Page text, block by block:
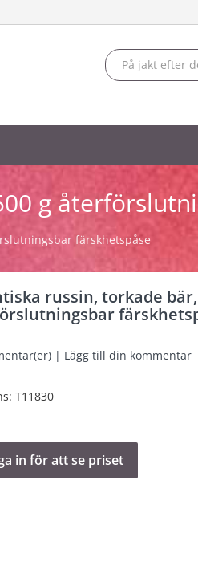
g
färskhetspåse
russin, torkade bär,
| Lägg till din kommentar
T11830
in för att se priset